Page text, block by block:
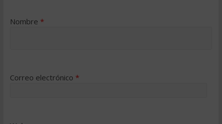
Nombre *
Correo electrónico *